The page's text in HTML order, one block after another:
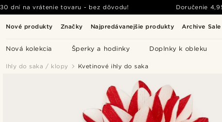
Nové produkty Značky Najpredávanejšie produkty Archive Sale
Nová kolekcia Šperky a hodinky Doplnky k obleku
30 dní na vrátenie tovaru - bez dôvodu! Doručenie
Ihly do saka / klopy Kvetinové ihly do saka